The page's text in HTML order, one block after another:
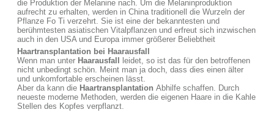
die Produktion der Melanine nach. Um die Melaninproduktion
aufrecht zu erhalten, werden in China traditionell die Wurzeln der
Pflanze Fo Ti verzehrt. Sie ist eine der bekanntesten und
berühmtesten asiatischen Vitalpflanzen und erfreut sich inzwischen
auch in den USA und Europa immer größerer Beliebtheit
Haartransplantation bei Haarausfall
Wenn man unter Haarausfall
leidet, so ist das für den betroffenen
nicht unbedingt schön. Meint man ja doch, dass dies einen älter
und unkomfortable erscheinen lässt.
Aber da kann die Haartransplantation Abhilfe schaffen. Durch
neueste moderne Methoden, werden die eigenen Haare in die Kahle
Stellen des Kopfes verpflanzt.